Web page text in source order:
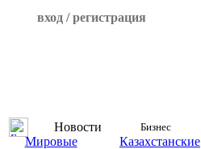
вход / регистрация
Новости Бизнес
Мировые Казахстанские